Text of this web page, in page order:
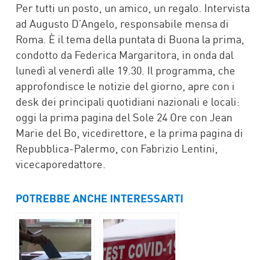
Per tutti un posto, un amico, un regalo. Intervista
ad Augusto D’Angelo, responsabile mensa di
Roma. È il tema della puntata di Buona la prima,
condotto da Federica Margaritora, in onda dal
lunedì al venerdì alle 19.30. Il programma, che
approfondisce le notizie del giorno, apre con i
desk dei principali quotidiani nazionali e locali:
oggi la prima pagina del Sole 24 Ore con Jean
Marie del Bo, vicedirettore, e la prima pagina di
Repubblica-Palermo, con Fabrizio Lentini,
vicecaporedattore.
POTREBBE ANCHE INTERESSARTI